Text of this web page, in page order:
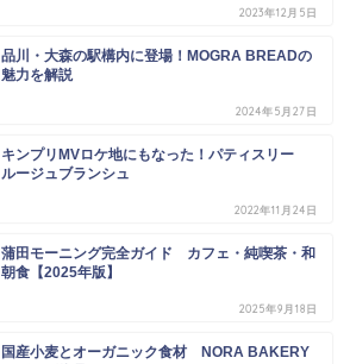
2023年12月5日
品川・大森の駅構内に登場！MOGRA BREADの
魅力を解説
2024年5月27日
キンプリMVロケ地にもなった！パティスリー
ルージュブランシュ
2022年11月24日
蒲田モーニング完全ガイド カフェ・純喫茶・和
朝食【2025年版】
2025年9月18日
国産小麦とオーガニック食材 NORA BAKERY